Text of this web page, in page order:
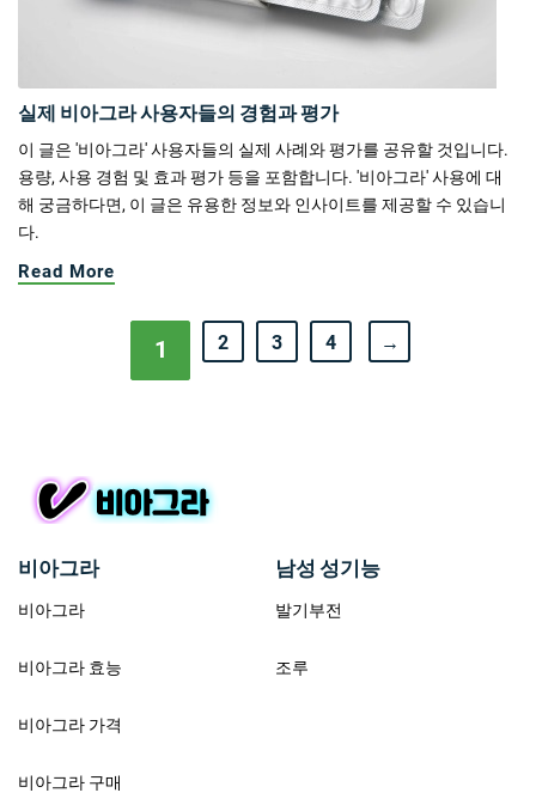
실제 비아그라 사용자들의 경험과 평가
이 글은 '비아그라' 사용자들의 실제 사례와 평가를 공유할 것입니다.
용량, 사용 경험 및 효과 평가 등을 포함합니다. '비아그라' 사용에 대
해 궁금하다면, 이 글은 유용한 정보와 인사이트를 제공할 수 있습니
다.
Read More
1 2 3 4 →
비아그라
비아그라
비아그라 효능
비아그라 가격
비아그라 구매
남성 성기능
발기부전
조루